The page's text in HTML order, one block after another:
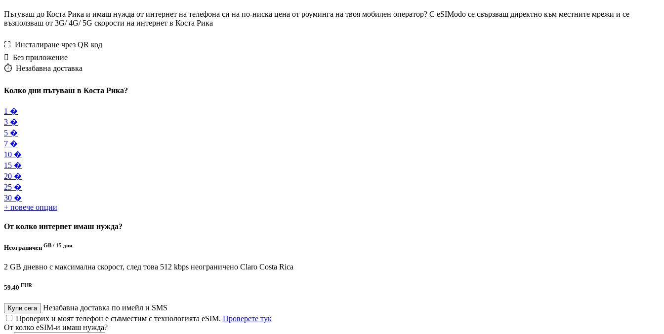
Пътуваш до Коста Рика и имаш нужда от интернет на телефона си на по-ниска цена от роуминга на твоя мобилен оператор? С eSIModo се свързваш директно към местните мрежи и се
възползваш от 3G/ 4G/ 5G скорости на интернет в Коста Рика
⛶️️ Инсталиране чрез QR код
️ Без приложение
⏱️️ Незабавна доставка
Колко дни пътуваш в Коста Рика?
1 �
3 �
5 �
7 �
10 �
15 �
20 �
25 �
30 �
+ повече опции
От колко интернет имаш нужда?
Неограничен GB / 15 дни
2 GB дневно с максимална скорост, след това 512 kbps неограничено Claro Costa Rica
59.40 EUR
Купи сега
Незабавна доставка по имейл и SMS
Проверих и моят телефон е съвместим с технологията eSIM. Проверете тук
От колко eSIM-и имаш нужда?